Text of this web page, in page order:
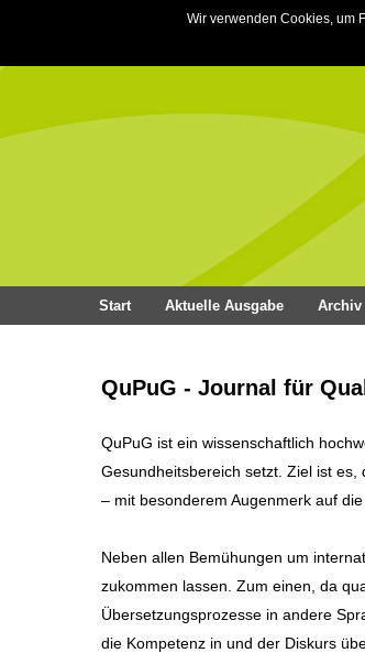
Wir verwenden Cookies, um
Start Aktuelle Ausgabe Archiv
QuPuG - Journal für
QuPuG ist ein wissenschaftlich
Gesundheitsbereich setzt. Ziel ist
– mit besonderem Augenmerk auf
Neben allen Bemühungen um
zukommen lassen. Zum einen, da
Übersetzungsprozesse in andere
die Kompetenz in und der Diskurs